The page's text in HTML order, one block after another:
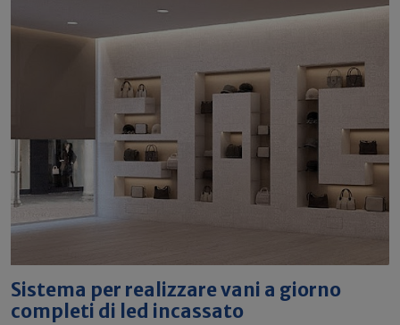
Sistema per realizzare vani a giorno
completi di led incassato